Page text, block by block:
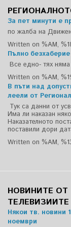
За пет минути е
по жалба на
Written on %AM,
Пълно
Все едно- тях
Written on %AM,
В пъти над
леели от
Тук са данни от
Има ли наказан
Наказателното
поставили дори
Written on %AM,
НОВИНИТЕ ОТ
ТЕЛЕВИЗИИТЕ
Някои тв. новини
ноември